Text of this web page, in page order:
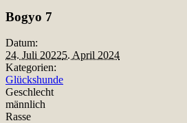
Bogyo 7
Datum:
24. Juli 20225. April 2024
Kategorien:
Glückshunde
Geschlecht
männlich
Rasse